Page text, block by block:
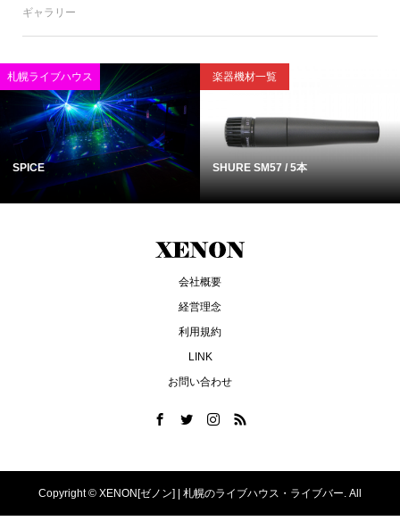
ギャラリー
札幌ライブハウス
SPICE
楽器機材一覧
SHURE SM57 / 5本
会社概要
経営理念
利用規約
LINK
お問い合わせ
Copyright © XENON[ゼノン] | 札幌のライブハウス・ライブバー. All